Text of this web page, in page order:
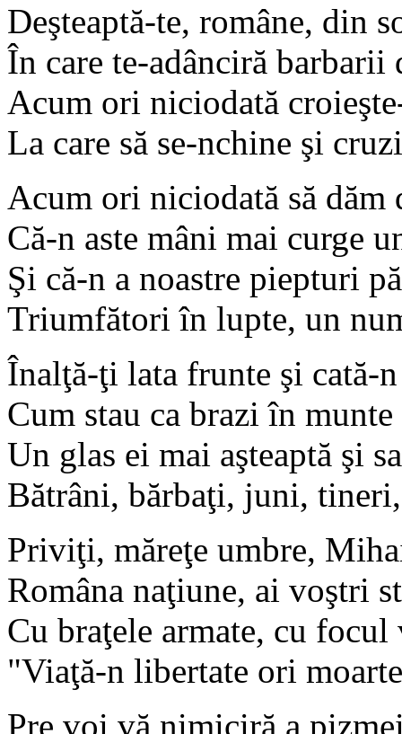
Deşteaptă-te, române, din
În care te-adânciră barbarii
Acum ori niciodată
La care să se-nchine şi
Acum ori niciodată să dăm
Că-n aste mâni mai curge
Şi că-n a noastre piepturi
Triumfători în lupte, un
Înalţă-ţi lata frunte şi cată-
Cum stau ca brazi în
Un glas ei mai aşteaptă şi
Bătrâni, bărbaţi, juni,
Priviţi, măreţe umbre,
Româna naţiune, ai voştri
Cu braţele armate, cu
"Viaţă-n libertate ori
Pre voi vă nimiciră a